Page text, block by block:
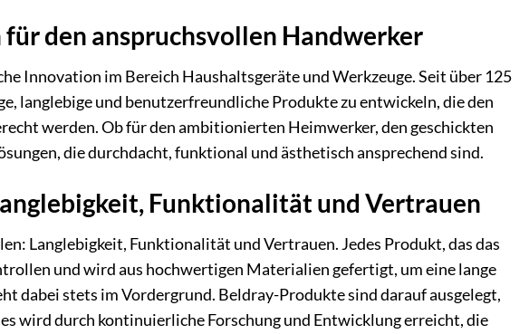
den anspruchsvollen Handwerker
Innovation im Bereich Haushaltsgeräte und Werkzeuge. Seit über 125
langlebige und benutzerfreundliche Produkte zu entwickeln, die den
werden. Ob für den ambitionierten Heimwerker, den geschickten
die durchdacht, funktional und ästhetisch ansprechend sind.
Funktionalität und Vertrauen
Langlebigkeit, Funktionalität und Vertrauen. Jedes Produkt, das das
und wird aus hochwertigen Materialien gefertigt, um eine lange
dabei stets im Vordergrund. Beldray-Produkte sind darauf ausgelegt,
wird durch kontinuierliche Forschung und Entwicklung erreicht, die